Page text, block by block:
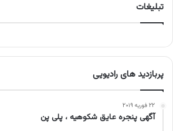
تبلیغات
پربازدید های رادیویی
۲۲ فوریه ۲۰۱۹
آگهی پنجره عایق شکوهیه ، پلی پن